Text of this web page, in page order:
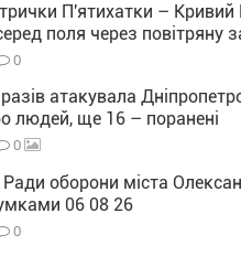
П'ятихатки – Кривий
поля через повітряну
0
атакувала
людей, ще 16 – поранені
0
оборони міста
06 08 26
0